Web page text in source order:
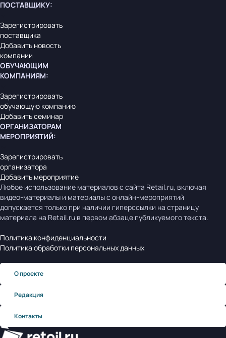
ПОСТАВЩИКУ:
Зарегистрировать
поставщика
Добавить новость
компании
ОБУЧАЮЩИМ
КОМПАНИЯМ:
Зарегистрировать
обучающую компанию
Добавить семинар
ОРГАНИЗАТОРАМ
МЕРОПРИЯТИЙ:
Зарегистрировать
организатора
Добавить мероприятие
Любое использование материалов с сайта Retail.ru, включая
видео-материалы и материалы с онлайн-мероприятий
допускается только при наличии гиперссылки на страницу
материала на Retail.ru в первом абзаце публикуемого текста.
Политика конфиденциальности
Политика обработки персональных данных
О проекте
Редакция
Контакты